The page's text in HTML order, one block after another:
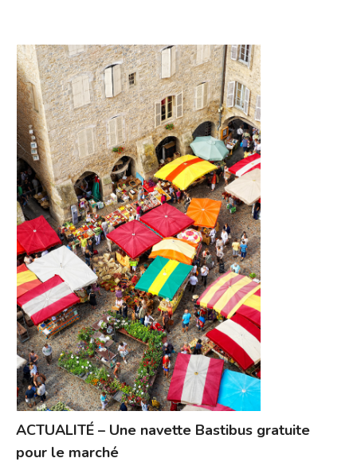
ACTUALITÉ – Une navette Bastibus gratuite
pour le marché